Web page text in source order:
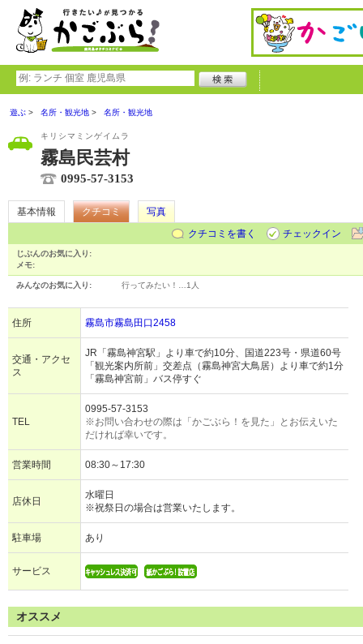
遊ぶ 名所・観光地 名所・観光地
キリシマミンゲイムラ
霧島民芸村
0995-57-3153
基本情報 クチコミ
写真
クチコミを書く
チェックイン
じぶんのお気に入り:
メモ:
みんなのお気に入り: 行ってみたい！… 1人
住所 霧島市霧島田口2458
交通・アクセ
ス
JR「霧島神宮駅」より車で約10分、国道223号・県道60号
「観光案内所前」交差点（霧島神宮大鳥居）より車で約1分
「霧島神宮前」バス停すぐ
TEL
0995-57-3153
※お問い合わせの際は「かごぶら！を見た」とお伝えいた
だければ幸いです。
営業時間 08:30～17:30
店休日
水曜日
※祝祭日の場合は営業いたします。
駐車場 あり
サービス
オススメ